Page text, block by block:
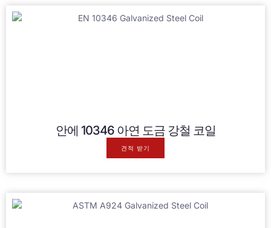
안에 10346 아연 도금 강철 코일
견적 받기